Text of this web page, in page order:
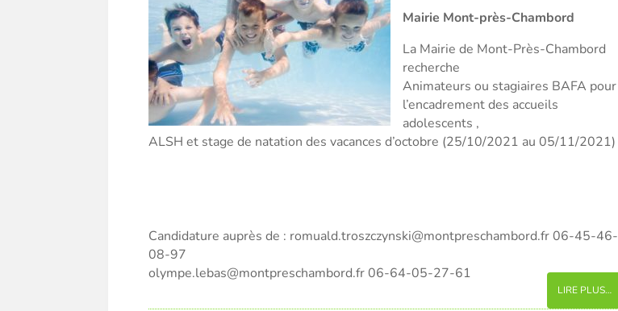
Mairie Mont-près-Chambord
La Mairie de Mont-Près-Chambord
recherche
Animateurs ou stagiaires BAFA pour
l’encadrement des accueils
adolescents ,
ALSH et stage de natation des vacances d’octobre (25/10/2021 au 05/11/2021)
Candidature auprès de : romuald.troszczynski@montpreschambord.fr 06-45-46-
08-97
olympe.lebas@montpreschambord.fr 06-64-05-27-61
LIRE PLUS…